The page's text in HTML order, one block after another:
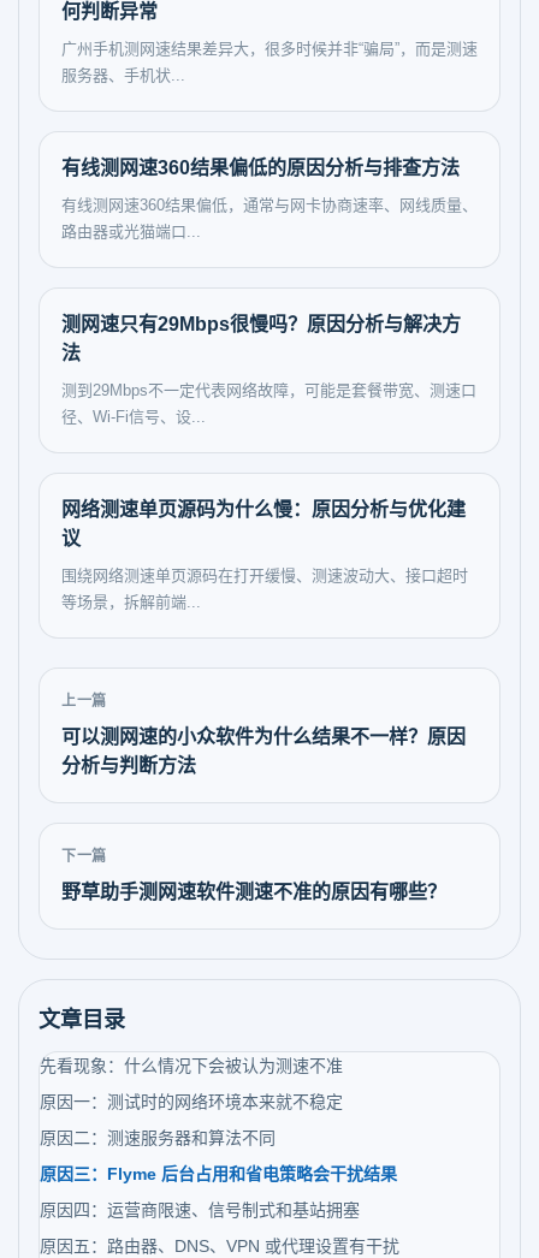
何判断异常
广州手机测网速结果差异大，很多时候并非“骗局”，而是测速
服务器、手机状...
有线测网速360结果偏低的原因分析与排查方法
有线测网速360结果偏低，通常与网卡协商速率、网线质量、
路由器或光猫端口...
测网速只有29Mbps很慢吗？原因分析与解决方
法
测到29Mbps不一定代表网络故障，可能是套餐带宽、测速口
径、Wi‑Fi信号、设...
网络测速单页源码为什么慢：原因分析与优化建
议
围绕网络测速单页源码在打开缓慢、测速波动大、接口超时
等场景，拆解前端...
上一篇
可以测网速的小众软件为什么结果不一样？原因
分析与判断方法
下一篇
野草助手测网速软件测速不准的原因有哪些？
文章目录
先看现象：什么情况下会被认为测速不准
原因一：测试时的网络环境本来就不稳定
原因二：测速服务器和算法不同
原因三：Flyme 后台占用和省电策略会干扰结果
原因四：运营商限速、信号制式和基站拥塞
原因五：路由器、DNS、VPN 或代理设置有干扰